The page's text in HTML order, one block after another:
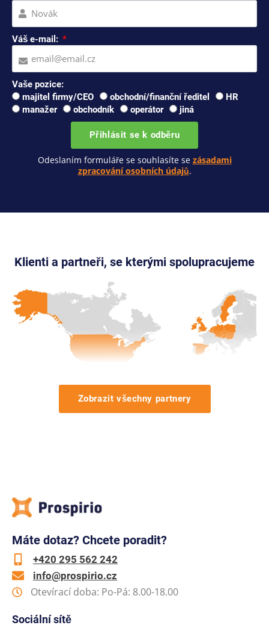
Váš e-mail:
Vaše pozice:
majitel firmy/CEO
obchodní/finanční ředitel
HR
manažer
obchodník operátor jiná
Přihlásit se k odběru
Odeslaním formuláře se souhlasíte se zásadami
zpracování osobních údajů.
Klienti a partneři, se kterými spolupracujeme
Zobrazit všechny partnery
Máte dotaz? Chcete poradit?
+420 295 562 242
info@prospirio.cz
Otevírací doba: Po-Pá: 8.00-18.00
Sociální sítě